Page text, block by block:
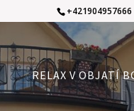
+421904957666
RELAX V OBJATÍ